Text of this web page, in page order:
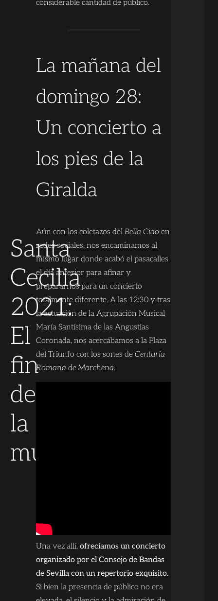
Santa
Cecilia
2021:
El
fin
de
la
música
considerable cantidad de público.
La mañana del
domingo 28:
Un concierto a
los pies de la
Giralda
Aún con los coletazos delBella Ciao en
redes sociales, nos encaminamos al
mismo lugar donde acabó el pasacalles
el día anterior para afinar y
prepararnos para un concierto
totalmente diferente. A las 12:30 y tras
la actuación de la Agrupación Musical
María Santísima de las Angustias
Coronada, nos acercábamos a la Plaza
del Triunfo con los sones deCenturia
Romana de Marchena.
Una vez allí,ofrecíamos un concierto
organizado por el Consejo de Bandas
de Sevilla con un repertorio exquisito.
Si bien la presencia de público no era